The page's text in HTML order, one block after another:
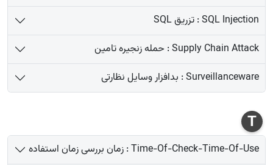
SQL Injection : تزریق SQL
Supply Chain Attack : حمله زنجیره تامین
Surveillanceware : بدافزار وسایل نظارتی
T
Time-Of-Check-Time-Of-Use : زمان بررسی زمان استفاده